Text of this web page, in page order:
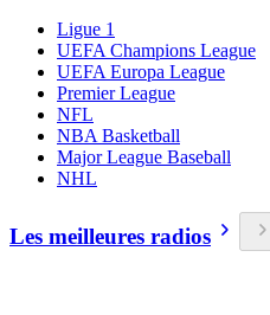
Ligue 1
UEFA Champions League
UEFA Europa League
Premier League
NFL
NBA Basketball
Major League Baseball
NHL
Les meilleures radios